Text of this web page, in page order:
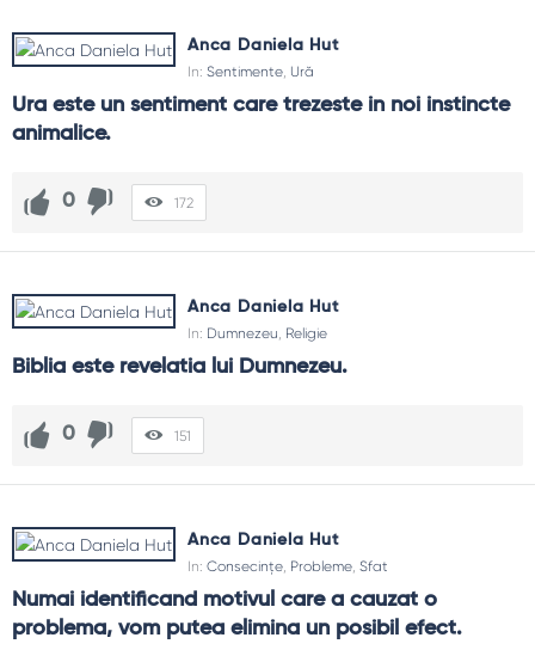
Anca Daniela Hut
In: Sentimente, Ură
Ura este un sentiment care trezeste in noi instincte
animalice.
0 172
Anca Daniela Hut
In: Dumnezeu, Religie
Biblia este revelatia lui Dumnezeu.
0 151
Anca Daniela Hut
In: Consecințe, Probleme, Sfat
Numai identificand motivul care a cauzat o
problema, vom putea elimina un posibil efect.